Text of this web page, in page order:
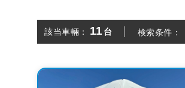
該当車輛： 11 台 検索条件：